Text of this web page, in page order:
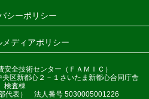
シーポリシー
メディアポリシー
全技術センター（ＦＡＭＩＣ）
区新都心２－１さいたま新都心合同庁舎
検査棟
代表） 法人番号 5030005001226